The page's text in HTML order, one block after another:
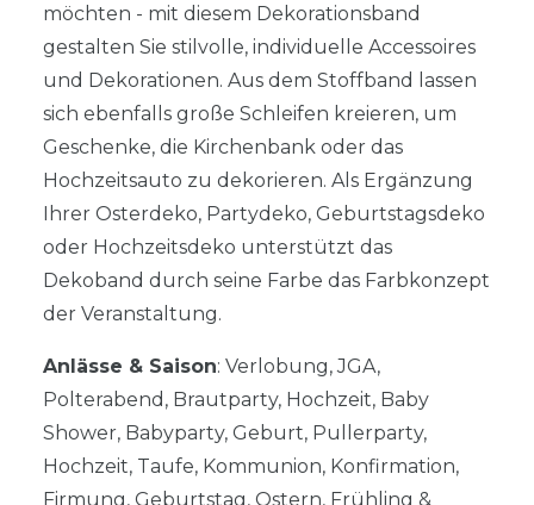
möchten - mit diesem Dekorationsband
gestalten Sie stilvolle, individuelle Accessoires
und Dekorationen. Aus dem Stoffband lassen
sich ebenfalls große Schleifen kreieren, um
Geschenke, die Kirchenbank oder das
Hochzeitsauto zu dekorieren. Als Ergänzung
Ihrer Osterdeko, Partydeko, Geburtstagsdeko
oder Hochzeitsdeko unterstützt das
Dekoband durch seine Farbe das Farbkonzept
der Veranstaltung.
Anlässe & Saison: Verlobung, JGA,
Polterabend, Brautparty, Hochzeit, Baby
Shower, Babyparty, Geburt, Pullerparty,
Hochzeit, Taufe, Kommunion, Konfirmation,
Firmung, Geburtstag, Ostern, Frühling &